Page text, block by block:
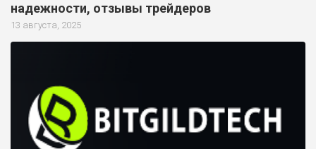
надежности, отзывы трейдеров
13 августа, 2025